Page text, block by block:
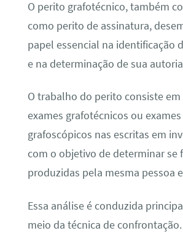
O perito grafotécnico, também
como perito de assinatura,
papel essencial na identificação
e na determinação de sua
O trabalho do perito consiste em
exames grafotécnicos ou exames
grafoscópicos nas escritas em
com o objetivo de determinar se
produzidas pela mesma pessoa
Essa análise é conduzida
meio da técnica de